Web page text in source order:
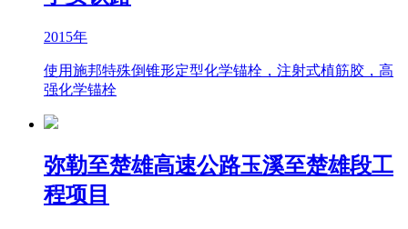
2015年
使用施邦特殊倒锥形定型化学锚栓，注射式植筋胶，高
强化学锚栓
弥勒至楚雄高速公路玉溪至楚雄段工
程项目